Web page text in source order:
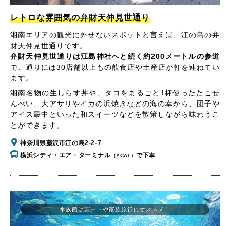
レトロな雰囲気の弁財天仲見世通り
湘南エリアの観光に外せないスポットと言えば、江の島の弁
財天仲見世通りです。
弁財天仲見世通りは江島神社へと続く約200メートルの参道
で、通りには30店舗以上もの飲食店や土産店が軒を連ねてい
ます。
湘南名物の生しらす丼や、タコをまるごと1杯使ったたこせ
んべい、大アサリやイカの浜焼きなどの海の幸から、団子や
アイス最中といった和スイーツなどを散策しながら味わうこ
とができます。
神奈川県藤沢市江の島2-2-7
横浜シティ・エア・ターミナル（YCAT）で下車
水族館はデートや家族旅行にオススメ！